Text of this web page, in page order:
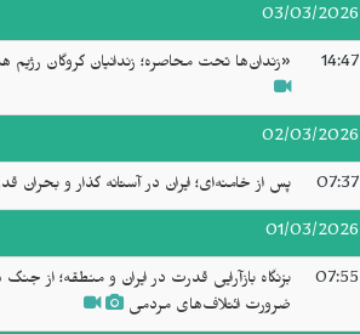
03/03/2026
14:47 «زندان‌ها تحت محاصره؛ زندانیان گروگان رژیم
02/03/2026
07:37 پس از خامنه‌ای؛ ایران در آستانه گذار و بحران
01/03/2026
07:55
بزنگاه بازآرایی قدرت در ایران و منطقه؛ از جنگ
ضرورت ائتلاف‌های مردمی